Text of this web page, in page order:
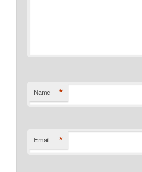
Name *
Email *